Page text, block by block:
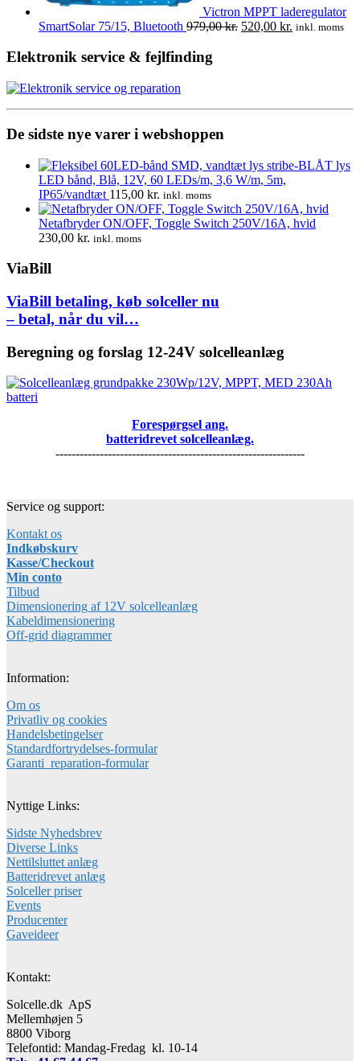
Victron MPPT laderegulator
SmartSolar 75/15, Bluetooth 979,00kr. Den
520,00 kr. Den
inkl. moms
Elektronik service & fejlfinding
De sidste nye varer i webshoppen
LED bånd, Blå, 12V, 60 LEDs/m, 3,6 W/m, 5m,
IP65/vandtæt 115,00 kr. inkl. moms
Netafbryder ON/OFF, Toggle Switch 250V/16A, hvid
230,00 kr. inkl. moms
ViaBill
ViaBill betaling, køb solceller nu
– betal, når du vil…
Beregning og forslag 12-24V solcelleanlæg
Forespørgsel ang.
batteridrevet solcelleanlæg.
--------------------------------------------------------------
Service og support:
Kontakt os
Indkøbskurv
Kasse/Checkout
Min conto
Tilbud
Dimensionering af 12V solcelleanlæg
Kabeldimensionering
Off-grid diagrammer
Information:
Om os
Privatliv og cookies
Handelsbetingelser
Standardfortrydelses-formular
Garanti_reparation-formular
Nyttige Links:
Sidste Nyhedsbrev
Diverse Links
Nettilsluttet anlæg
Batteridrevet anlæg
Solceller priser
Events
Producenter
Gaveideer
Kontakt:
Solcelle.dk ApS
Mellemhøjen 5
8800 Viborg
Telefontid: Mandag-Fredag kl. 10-14